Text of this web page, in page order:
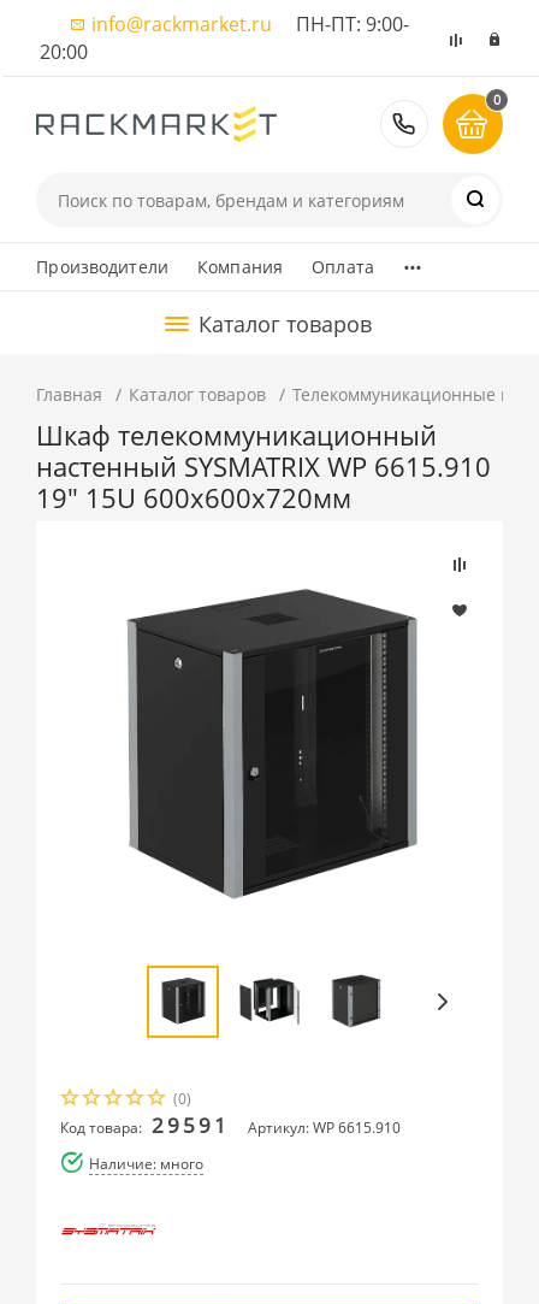
info@rackmarket.ru ПН-ПТ: 9:00-
20:00
8 (495)
0
Производители Компания Оплата ...
Каталог товаров
Главная Каталог товаров Телекоммуникационные
Шкаф телекоммуникационный
настенный SYSMATRIX WP 6615.910
19" 15U 600x600x720мм
(0)
Код товара: 29591
Артикул: WP 6615.910
Наличие: много